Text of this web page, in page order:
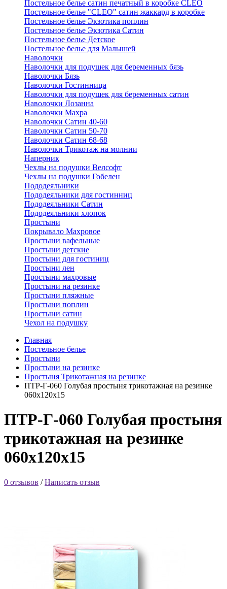
Постельное белье сатин печатный в коробке CLEO
Постельное белье "CLEO" сатин жаккард в коробке
Постельное белье Экзотика поплин
Постельное белье Экзотика Сатин
Постельное белье Детское
Постельное белье для Малышей
Наволочки
Наволочки для подушек для беременных бязь
Наволочки Бязь
Наволочки Гостинница
Наволочки для подушек для беременных сатин
Наволочки Лозанна
Наволочки Махра
Наволочки Сатин 40-60
Наволочки Сатин 50-70
Наволочки Сатин 68-68
Наволочки Трикотаж на молнии
Наперник
Чехлы на подушки Велсофт
Чехлы на подушки Гобелен
Пододеяльники
Пододеяльники для гостинниц
Пододеяльники Сатин
Пододеяльники хлопок
Простыни
Покрывало Махровое
Простыни вафельные
Простыни детские
Простыни для гостиниц
Простыни лен
Простыни махровые
Простыни на резинке
Простыни пляжные
Простыни поплин
Простыни сатин
Чехол на подушку
Главная
Постельное белье
Простыни
Простыни на резинке
Простыня Трикотажная на резинке
ПТР-Г-060 Голубая простыня трикотажная на резинке
060х120х15
ПТР-Г-060 Голубая простыня
трикотажная на резинке
060х120х15
0 отзывов /Написать отзыв